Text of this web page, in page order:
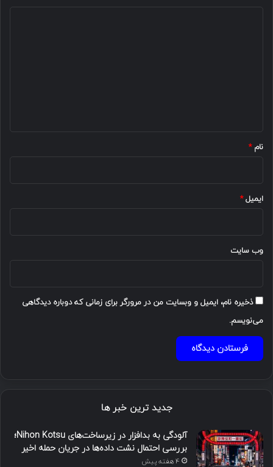
نام*
ایمیل*
وب‌ سایت
ذخیره نام، ایمیل و وبسایت من در مرورگر برای زمانی که دوباره دیدگاهی
می‌نویسم.
جدید ترین خبر ها
آلودگی به بدافزار در زیرساخت‌های Nihon Kotsu؛
بررسی احتمال نشت داده‌ها در جریان حمله اخیر
4 هفته پیش